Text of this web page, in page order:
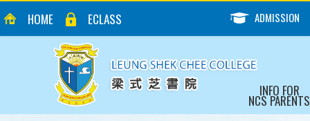
HOME ECLASS ADMISSION
INFO FOR
NCS PARENTS